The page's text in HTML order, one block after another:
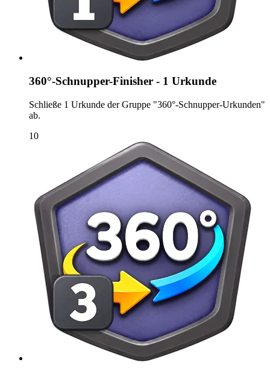
360°-Schnupper-Finisher - 1 Urkunde
Schließe 1 Urkunde der Gruppe "360°-Schnupper-Urkunden"
ab.
10